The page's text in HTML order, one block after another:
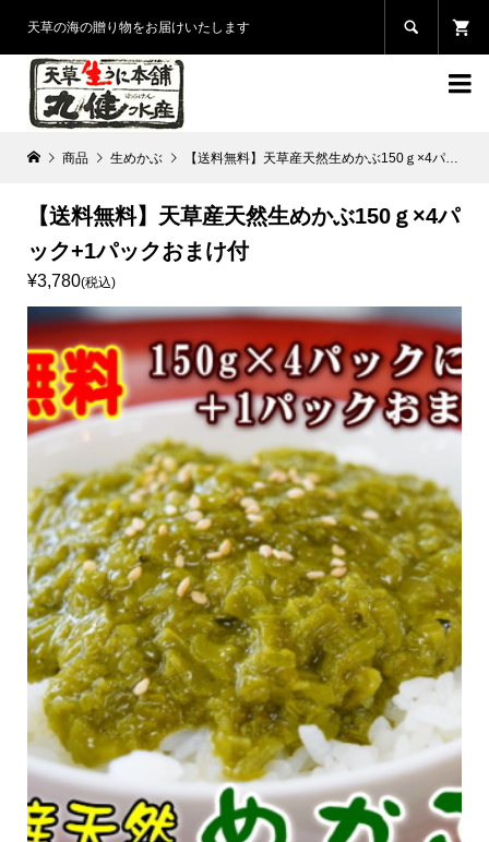
天草の海の贈り物をお届けいたします 

商品 生めかぶ 【送料無料】天草産天然生めかぶ150ｇ×4パック+1パックおまけ付
【送料無料】天草産天然生めかぶ150ｇ×4パ
ック+1パックおまけ付
¥3,780(税込)